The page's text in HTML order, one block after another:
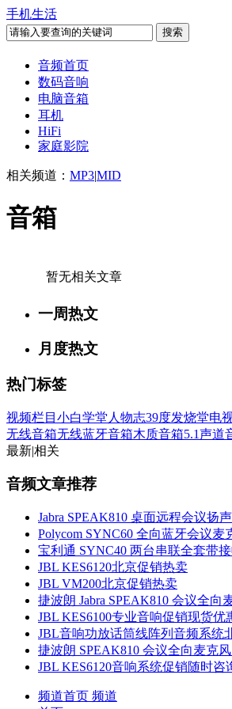
手机生活
音频首页
数码音响
电脑音箱
耳机
HiFi
家庭影院
相关频道： MP3|MID
音箱
暂无相关文章
一周热文
月度热文
热门标签
视频栏目 小白学堂 人物志39度发烧堂电
无线音箱无线蓝牙音箱木质音箱5.1声道
最新|相关
音频文章推荐
Jabra SPEAK810 桌面远程会议扬
Polycom SYNC60 全向蓝牙会议麦
宝利通 SYNC40 两台串联全套带
JBL KES6120北京促销热卖
JBL VM200北京促销热卖
捷波朗 Jabra SPEAK810 会议全向
JBL KES6100专业音响促销现货优
JBL音响功放话筒线阵列音频系统
捷波朗 SPEAK810 会议全向麦克
JBL KES6120音响系统促销随时咨
频道首页 频道